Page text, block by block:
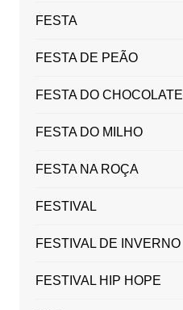
FESTA
FESTA DE PEÃO
FESTA DO CHOCOLATE
FESTA DO MILHO
FESTA NA ROÇA
FESTIVAL
FESTIVAL DE INVERNO
FESTIVAL HIP HOPE